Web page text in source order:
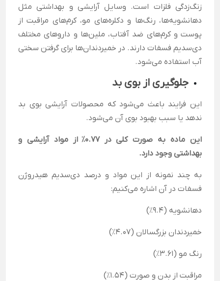
زنگ‌زدگی فلزات است. وسایل آرایشی و بهداشتی مثل
دهانشویه‌ها، رنگ‌ها و دکلره‌های مو، کرم‌های مراقبت از
پوست و کرم‌های ضد آفتاب، ملین‌ها و داروهای مختلف
دی‌سدیم فسفات دارند. در خمیردندان‌ها برای گرفتن سختی
آب استفاده می‌شود.
جلوگیری از بوی بد
این فرایند باعث می‌شود که محصولات آرایشی بوی بد
ندهد یا سبب بهبود بوی آن می‌شود.
این ماده به صورت کلی در 0.77٪
از مواد آرایشی و
بهداشتی وجود دارد.
به چند نمونه از این مواد و درصد دی‌سدیم هیدروژن
فسفات در آن اشاره می‌کنیم:
دهانشویه (9.4٪)
خمیردندان بزرگسالان (4.07٪)
رنگ مو (3.61٪)
مراقبت از بدن و صورت (1.54٪)